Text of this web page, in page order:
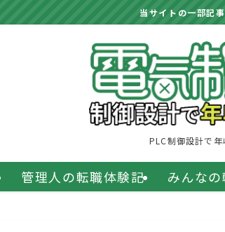
当サイトの一部記
PLC制御設計で
管理人の転職体験記 みんな